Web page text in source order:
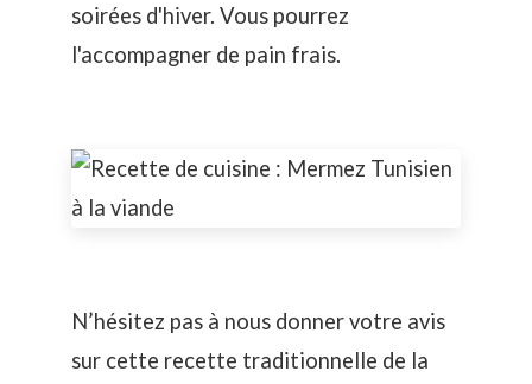
soirées d'hiver. Vous pourrez
l'accompagner de pain frais.
N’hésitez pas à nous donner votre avis
sur cette recette traditionnelle de la